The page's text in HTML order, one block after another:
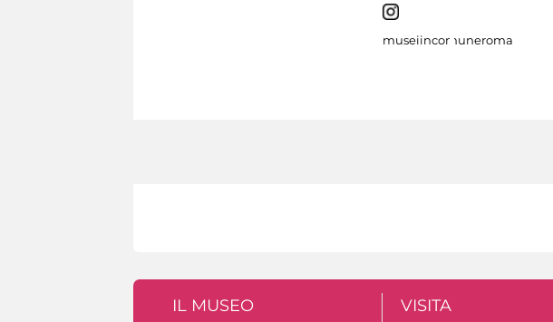
museiincomuneroma
IL MUSEO VISITA